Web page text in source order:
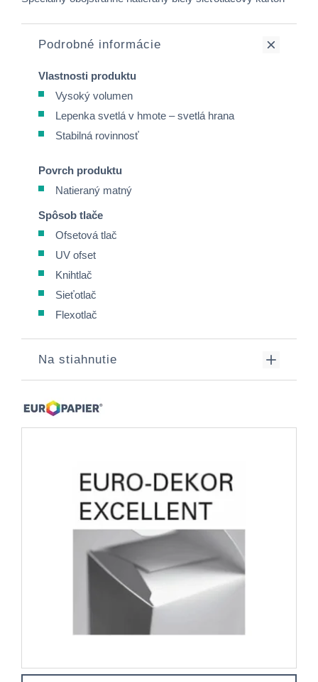
Podrobné informácie
Vlastnosti produktu
Vysoký volumen
Lepenka svetlá v hmote – svetlá hrana
Stabilná rovinnosť
Povrch produktu
Natieraný matný
Spôsob tlače
Ofsetová tlač
UV ofset
Knihtlač
Sieťotlač
Flexotlač
Na stiahnutie